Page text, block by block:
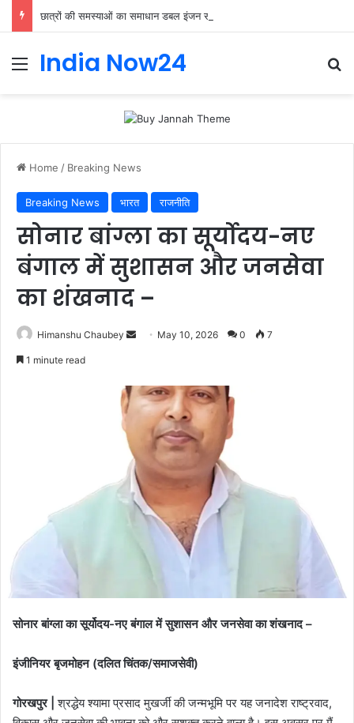
India Now24
Home / Breaking News
Breaking News भारत राजनीति
सोनार बांग्ला का सूर्योदय-नए
बंगाल में सुशासन और जनसेवा
का शंखनाद –
Himanshu Chaubey May 10, 2026 0 7
1 minute read
सोनार बांग्ला का सूर्योदय-नए बंगाल में सुशासन और जनसेवा का शंखनाद –
इंजीनियर बृजमोहन (दलित चिंतक/समाजसेवी)
गोरखपुर | श्रद्धेय श्यामा प्रसाद मुखर्जी की जन्मभूमि पर यह जनादेश राष्ट्रवाद,